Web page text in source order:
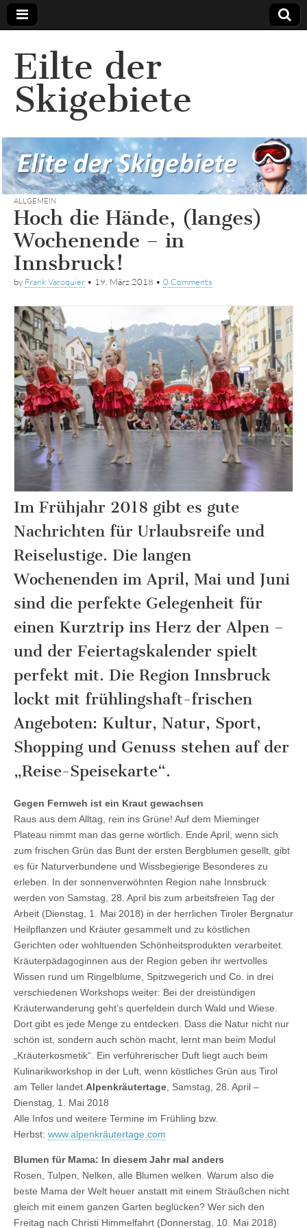
Eilte der
Skigebiete
ALLGEMEIN
Hoch die Hände, (langes)
Wochenende – in
Innsbruck!
by Frank Varoquier • 19. März 2018 • 0 Comments
Im Frühjahr 2018 gibt es gute
Nachrichten für Urlaubsreife und
Reiselustige. Die langen
Wochenenden im April, Mai und Juni
sind die perfekte Gelegenheit für
einen Kurztrip ins Herz der Alpen –
und der Feiertagskalender spielt
perfekt mit. Die Region Innsbruck
lockt mit frühlingshaft-frischen
Angeboten: Kultur, Natur, Sport,
Shopping und Genuss stehen auf der
„Reise-Speisekarte“.
Gegen Fernweh ist ein Kraut gewachsen
Raus aus dem Alltag, rein ins Grüne! Auf dem Mieminger
Plateau nimmt man das gerne wörtlich. Ende April, wenn sich
zum frischen Grün das Bunt der ersten Bergblumen gesellt, gibt
es für Naturverbundene und Wissbegierige Besonderes zu
erleben. In der sonnenverwöhnten Region nahe Innsbruck
werden von Samstag, 28. April bis zum arbeitsfreien Tag der
Arbeit (Dienstag, 1. Mai 2018) in der herrlichen Tiroler Bergnatur
Heilpflanzen und Kräuter gesammelt und zu köstlichen
Gerichten oder wohltuenden Schönheitsprodukten verarbeitet.
Kräuterpädagoginnen aus der Region geben ihr wertvolles
Wissen rund um Ringelblume, Spitzwegerich und Co. in drei
verschiedenen Workshops weiter: Bei der dreistündigen
Kräuterwanderung geht’s querfeldein durch Wald und Wiese.
Dort gibt es jede Menge zu entdecken. Dass die Natur nicht nur
schön ist, sondern auch schön macht, lernt man beim Modul
„Kräuterkosmetik“. Ein verführerischer Duft liegt auch beim
Kulinarikworkshop in der Luft, wenn köstliches Grün aus Tirol
am Teller landet. Alpenkräutertage , Samstag, 28. April –
Dienstag, 1. Mai 2018
Alle Infos und weitere Termine im Frühling bzw.
Herbst: www.alpenkräutertage.com
Blumen für Mama: In diesem Jahr mal anders
Rosen, Tulpen, Nelken, alle Blumen welken. Warum also die
beste Mama der Welt heuer anstatt mit einem Sträußchen nicht
gleich mit einem ganzen Garten beglücken? Wer sich den
Freitag nach Christi Himmelfahrt (Donnerstag, 10. Mai 2018)